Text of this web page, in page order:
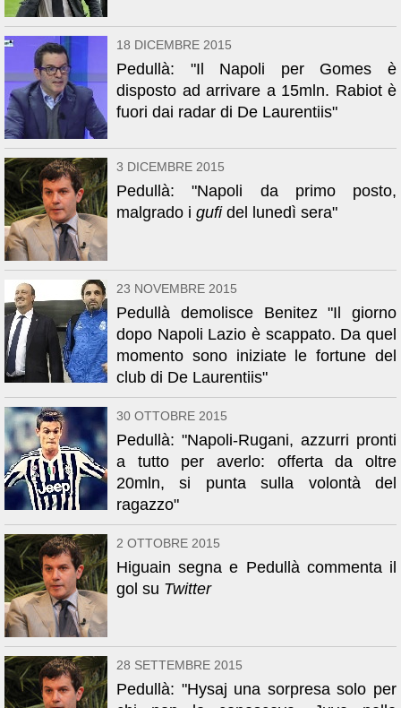
18 DICEMBRE 2015
Pedullà: "Il Napoli per Gomes è
disposto ad arrivare a 15mln. Rabiot è
fuori dai radar di De Laurentiis"
3 DICEMBRE 2015
Pedullà: "Napoli da primo posto,
malgrado i gufidel lunedì sera"
23 NOVEMBRE 2015
Pedullà demolisce Benitez "Il giorno
dopo Napoli Lazio è scappato. Da quel
momento sono iniziate le fortune del
club di De Laurentiis"
30 OTTOBRE 2015
Pedullà: "Napoli-Rugani, azzurri pronti
a tutto per averlo: offerta da oltre
20mln, si punta sulla volontà del
ragazzo"
2 OTTOBRE 2015
Higuain segna e Pedullà commenta il
gol su Twitter
28 SETTEMBRE 2015
Pedullà: "Hysaj una sorpresa solo per